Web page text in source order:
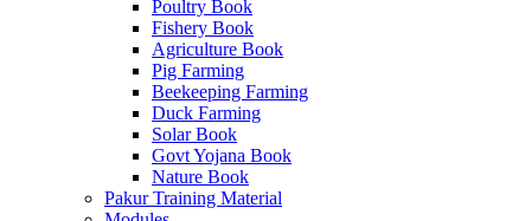
Poultry Book
Fishery Book
Agriculture Book
Pig Farming
Beekeeping Farming
Duck Farming
Solar Book
Govt Yojana Book
Nature Book
Pakur Training Material